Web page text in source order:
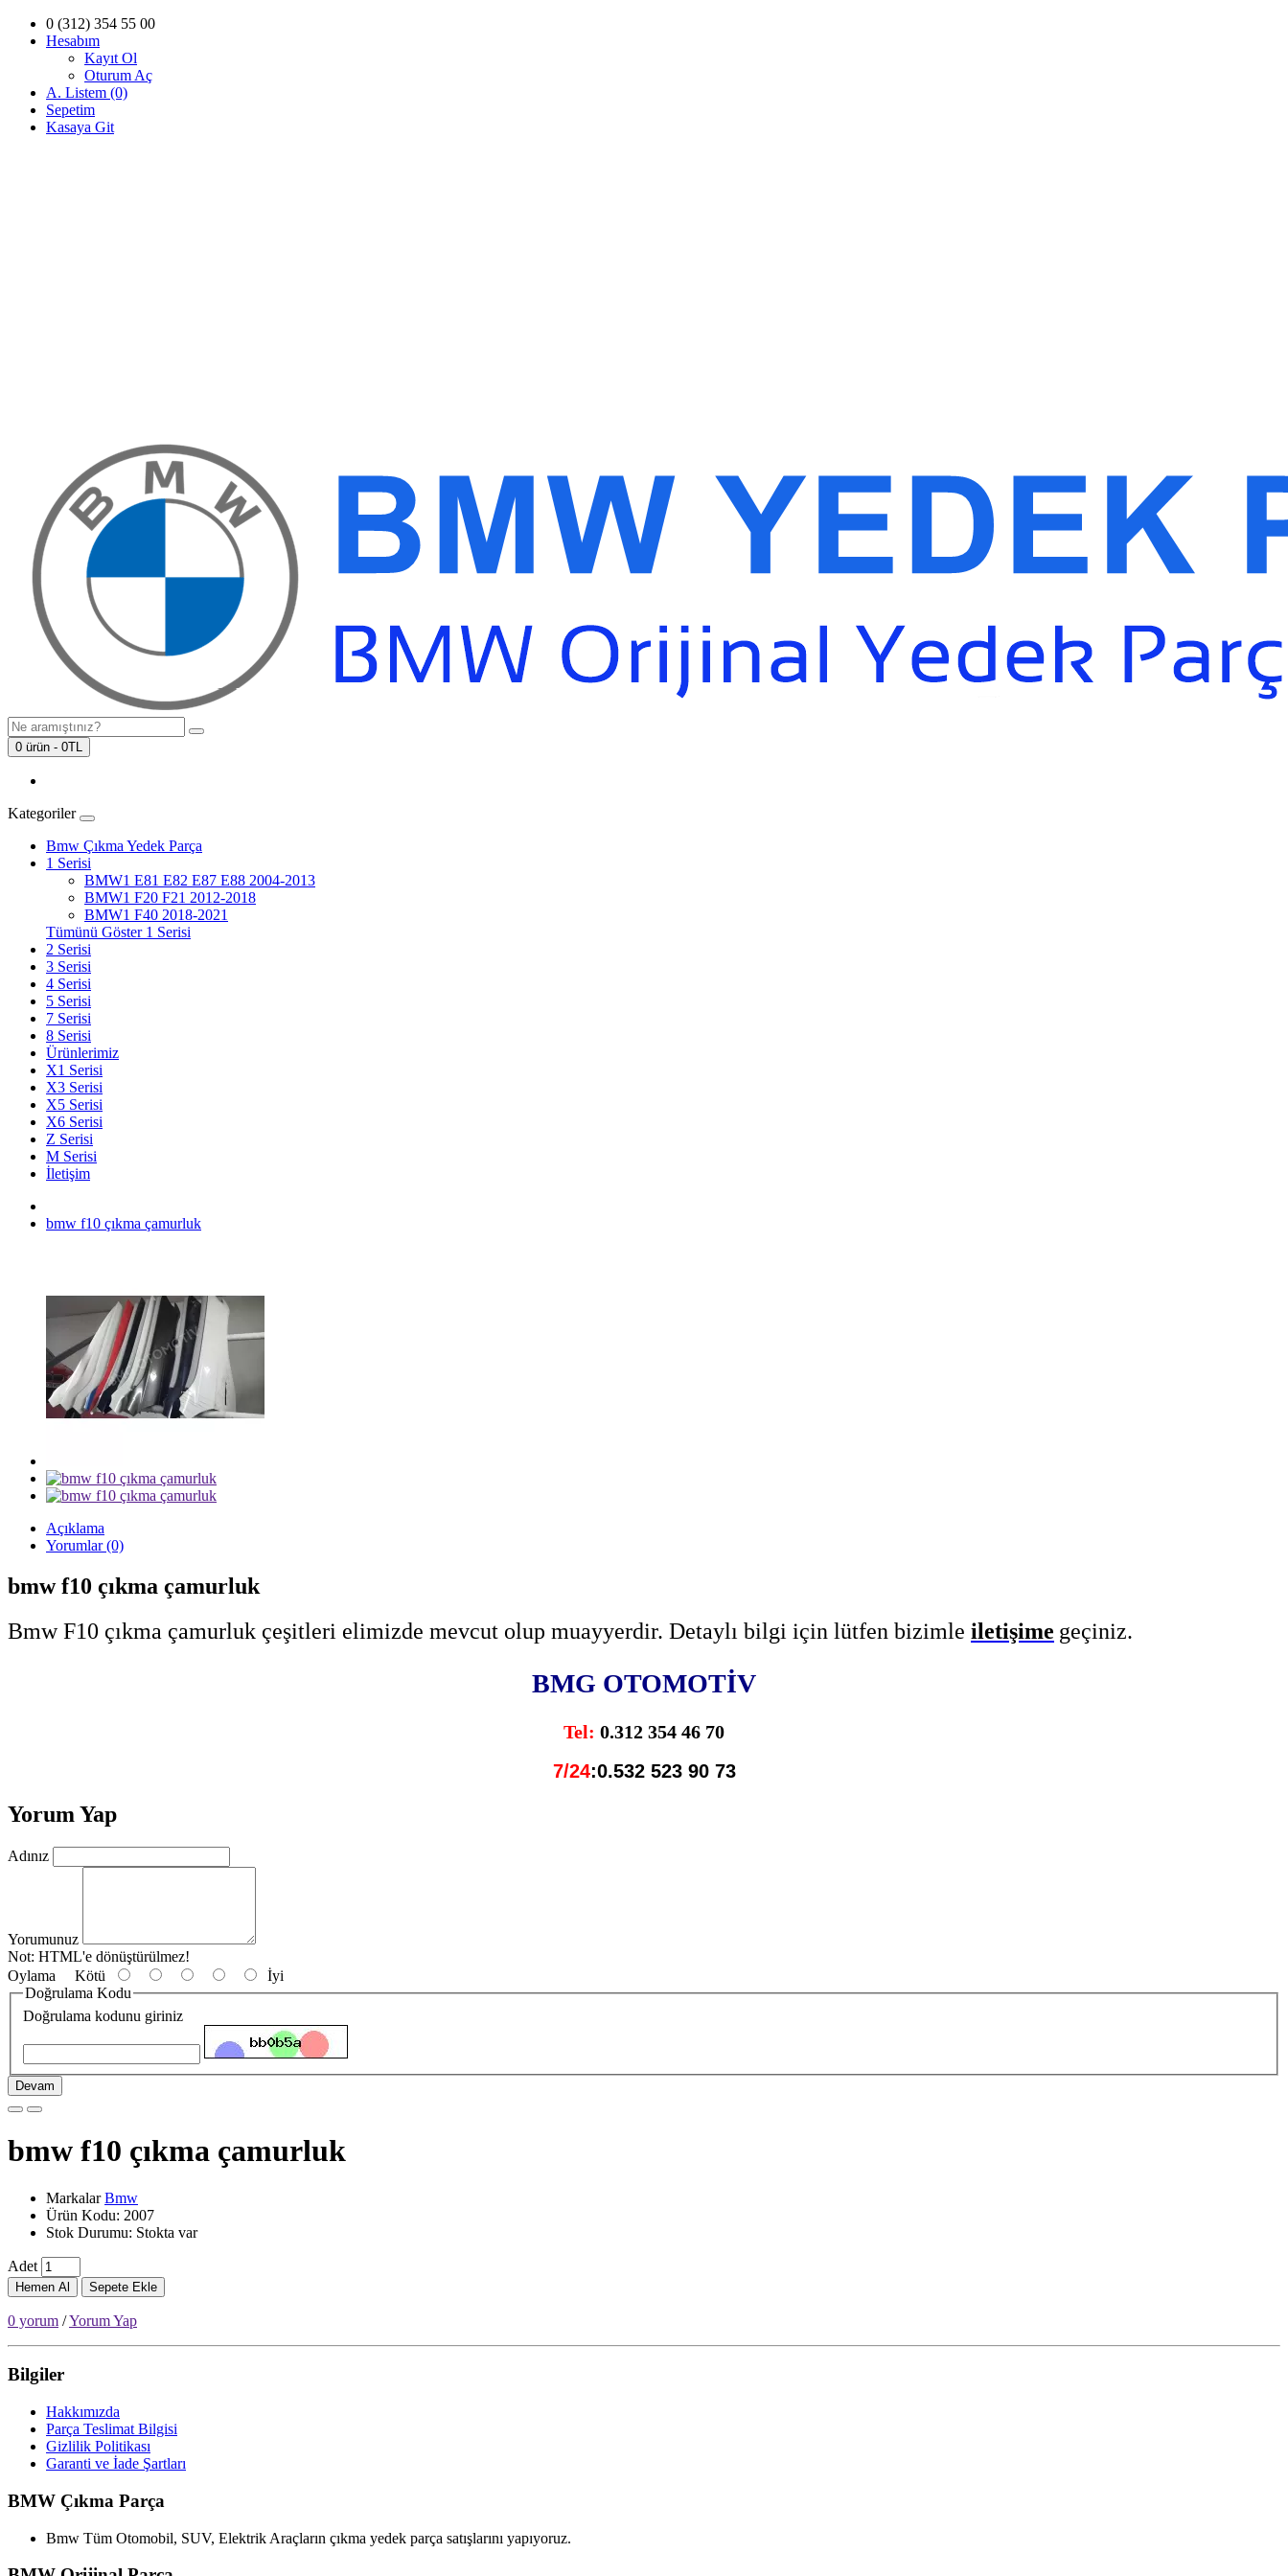
0 (312) 354 55 00
Hesabım
Kayıt Ol
Oturum Aç
A. Listem (0)
Sepetim
Kasaya Git
0 ürün - 0TL
Kategoriler
Bmw Çıkma Yedek Parça
1 Serisi
BMW1 E81 E82 E87 E88 2004-2013
BMW1 F20 F21 2012-2018
BMW1 F40 2018-2021
Tümünü Göster 1 Serisi
2 Serisi
3 Serisi
4 Serisi
5 Serisi
7 Serisi
8 Serisi
Ürünlerimiz
X1 Serisi
X3 Serisi
X5 Serisi
X6 Serisi
Z Serisi
M Serisi
İletişim
bmw f10 çıkma çamurluk
Açıklama
Yorumlar (0)
bmw f10 çıkma çamurluk
Bmw F10 çıkma çamurluk çeşitleri elimizde mevcut olup muayyerdir. Detaylı bilgi için lütfen bizimle iletişime geçiniz.
BMG OTOMOTİV
Tel: 0.312 354 46 70
7/24:0.532 523 90 73
Yorum Yap
Adınız
Yorumunuz
Not: HTML'e dönüştürülmez!
Oylama Kötü
İyi
Doğrulama Kodu
Doğrulama kodunu giriniz
Devam
bmw f10 çıkma çamurluk
MarkalarBmw
Ürün Kodu: 2007
Stok Durumu: Stokta var
Adet
Hemen Al Sepete Ekle
0 yorum /Yorum Yap
Bilgiler
Hakkımızda
Parça Teslimat Bilgisi
Gizlilik Politikası
Garanti ve İade Şartları
BMW Çıkma Parça
Bmw Tüm Otomobil, SUV, Elektrik Araçların çıkma yedek parça satışlarını yapıyoruz.